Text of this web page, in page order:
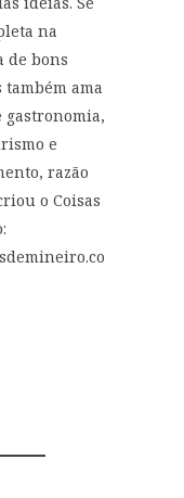
na
de bons
ama
gastronomia,
e
razão
o Coisas